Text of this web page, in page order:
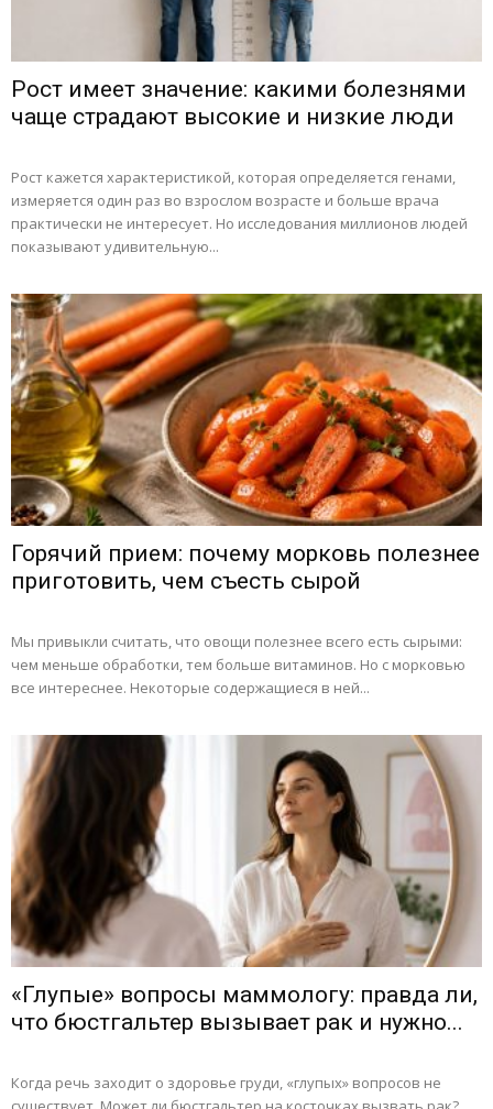
Рост имеет значение: какими болезнями
чаще страдают высокие и низкие люди
Рост кажется характеристикой, которая определяется генами,
измеряется один раз во взрослом возрасте и больше врача
практически не интересует. Но исследования миллионов людей
показывают удивительную...
Горячий прием: почему морковь полезнее
приготовить, чем съесть сырой
Мы привыкли считать, что овощи полезнее всего есть сырыми:
чем меньше обработки, тем больше витаминов. Но с морковью
все интереснее. Некоторые содержащиеся в ней...
«Глупые» вопросы маммологу: правда ли,
что бюстгальтер вызывает рак и нужно...
Когда речь заходит о здоровье груди, «глупых» вопросов не